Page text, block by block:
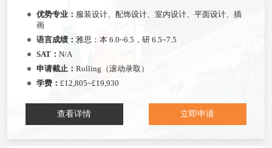
优势专业： 服装设计、配饰设计、室内设计、平面设计、插
画
语言成绩： 雅思：本 6.0~6.5，研 6.5~7.5
SAT： N/A
申请截止： Rolling（滚动录取）
学费： £12,805~£19,930
查看详情 立即申请